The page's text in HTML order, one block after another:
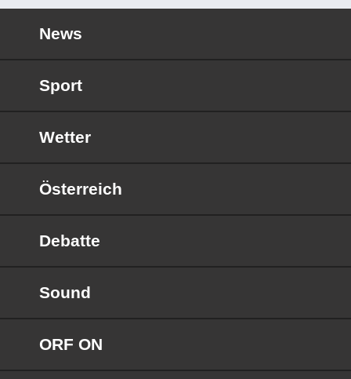
News
Sport
Wetter
Österreich
Debatte
Sound
ORF ON